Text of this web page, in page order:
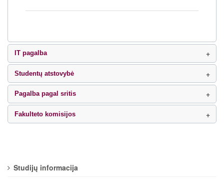
IT pagalba
Studentų atstovybė
Pagalba pagal sritis
Fakulteto komisijos
Studijų informacija